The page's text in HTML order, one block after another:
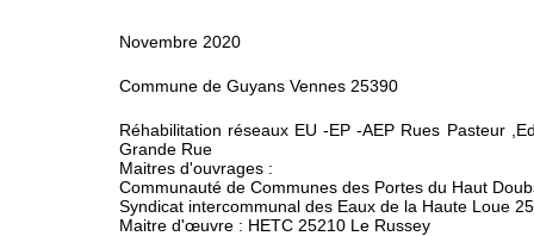
Novembre 2020
Commune de Guyans Vennes 25390
Réhabilitation réseaux EU -EP -AEP Rues Pasteur
Grande Rue
Maitres d'ouvrages :
Communauté de Communes des Portes du Haut
Syndicat intercommunal des Eaux de la Haute Loue
Maitre d'œuvre : HETC 25210 Le Russey